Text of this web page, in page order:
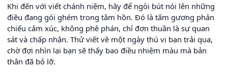
Khi đến với viết chánh niệm, hãy để ngòi bút nói lên những
điều đang gói ghém trong tâm hồn. Đó là tấm gương phản
chiếu cảm xúc, không phê phán, chỉ đơn thuần là sự quan
sát và chấp nhận. Thử viết về một ngày thú vị bạn trải qua,
chờ đợi nhìn lại bạn sẽ thấy bao điều nhiệm màu mà bản
thân đã bỏ lỡ.